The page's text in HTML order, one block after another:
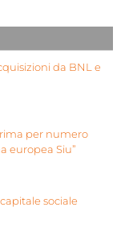
da BNL e
per numero
europea Siu”
sociale